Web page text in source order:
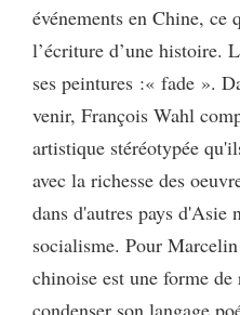
événements en Chine, ce
l’écriture d’une histoire.
ses peintures :« fade ».
venir, François Wahl
artistique stéréotypée
avec la richesse des
dans d'autres pays d'Asie
socialisme. Pour
chinoise est une forme
condenser son langage